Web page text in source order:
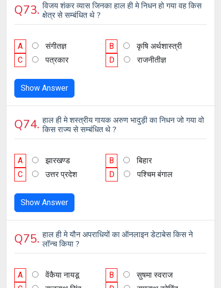
Q73. विजय शंकर व्यास जिनका हाल ही मे निधन हो गया वह किस
क्षेत्र से सम्बंधित थे ?
A संगीतज्ञ B
कृषि अर्थशास्त्री
C
पत्रकार D राजनीतीज्ञ
Show Answer
Q74.हाल ही मे शस्त्रीय गायक अरुण भादुड़ी का निधन जो गया वो
किस राज्य से सम्बंधित थे ?
A झारखण्ड B
बिहार
C
उत्तर प्रदेश D पश्चिम बंगाल
Show Answer
Q75.हाल ही मे यौन अपराधियों का ऑनलाइन डेटाबेस किस ने
लॉन्च किया ?
A वेंकैया नायडू B
सुषमा स्वराज